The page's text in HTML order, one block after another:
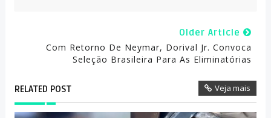
Older Article
Com Retorno De Neymar, Dorival Jr. Convoca
Seleção Brasileira Para As Eliminatórias
RELATED POST Veja mais